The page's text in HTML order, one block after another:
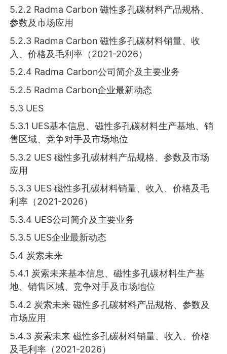
5.2.2 Radma Carbon 磁性多孔碳材料产品规格、
参数及市场应用
5.2.3 Radma Carbon 磁性多孔碳材料销量、收
入、价格及毛利率（2021-2026）
5.2.4 Radma Carbon公司简介及主要业务
5.2.5 Radma Carbon企业最新动态
5.3 UES
5.3.1 UES基本信息、磁性多孔碳材料生产基地、销
售区域、竞争对手及市场地位
5.3.2 UES 磁性多孔碳材料产品规格、参数及市场
应用
5.3.3 UES 磁性多孔碳材料销量、收入、价格及毛
利率（2021-2026）
5.3.4 UES公司简介及主要业务
5.3.5 UES企业最新动态
5.4 炭索未来
5.4.1 炭索未来基本信息、磁性多孔碳材料生产基
地、销售区域、竞争对手及市场地位
5.4.2 炭索未来 磁性多孔碳材料产品规格、参数及
市场应用
5.4.3 炭索未来 磁性多孔碳材料销量、收入、价格
及毛利率（2021-2026）